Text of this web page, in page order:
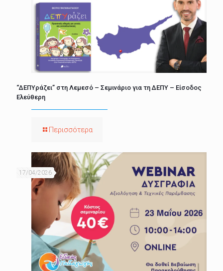
“ΔΕΠΥράζει” στη Λεμεσό – Σεμινάριο για τη ΔΕΠΥ – Είσοδος
Ελεύθερη
Περισσότερα
17/04/2026